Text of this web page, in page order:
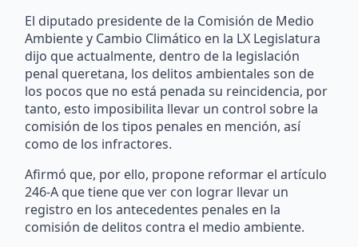
El diputado presidente de la Comisión de Medio
Ambiente y Cambio Climático en la LX Legislatura
dijo que actualmente, dentro de la legislación
penal queretana, los delitos ambientales son de
los pocos que no está penada su reincidencia, por
tanto, esto imposibilita llevar un control sobre la
comisión de los tipos penales en mención, así
como de los infractores.
Afirmó que, por ello, propone reformar el artículo
246-A que tiene que ver con lograr llevar un
registro en los antecedentes penales en la
comisión de delitos contra el medio ambiente.